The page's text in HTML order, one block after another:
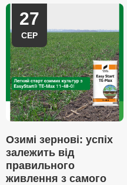
27
СЕР
Озимі зернові: успіх
залежить від
правильного
живлення з самого